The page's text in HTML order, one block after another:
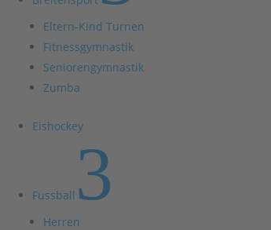
Eltern-Kind Turnen
Fitnessgymnastik
Seniorengymnastik
Zumba
Eishockey
Fussball 3
Herren